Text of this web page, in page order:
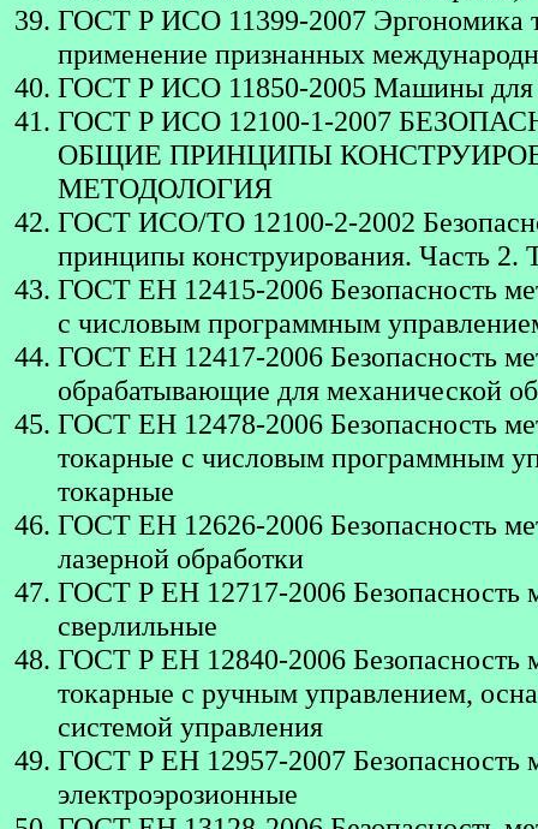
ГОСТ Р ИСО 11399-2007 Эргономика
применение признанных
ГОСТ Р ИСО 11850-2005 Машины для
ГОСТ Р ИСО 12100-1-2007
ОБЩИЕ ПРИНЦИПЫ
МЕТОДОЛОГИЯ
ГОСТ ИСО/ТО 12100-2-2002
принципы конструирования. Часть 2.
ГОСТ ЕН 12415-2006 Безопасность
с числовым программным
ГОСТ ЕН 12417-2006 Безопасность
обрабатывающие для механической
ГОСТ ЕН 12478-2006 Безопасность
токарные с числовым программным
токарные
ГОСТ ЕН 12626-2006 Безопасность
лазерной обработки
ГОСТ Р ЕН 12717-2006 Безопасность
сверлильные
ГОСТ Р ЕН 12840-2006 Безопасность
токарные с ручным управлением,
системой управления
ГОСТ Р ЕН 12957-2007 Безопасность
электроэрозионные